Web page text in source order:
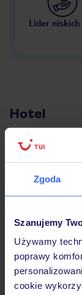
Zgoda
Szanujemy
Używamy
poprawy
cookie
Lider niskich
Hotel
Pokoje
Atrakcje